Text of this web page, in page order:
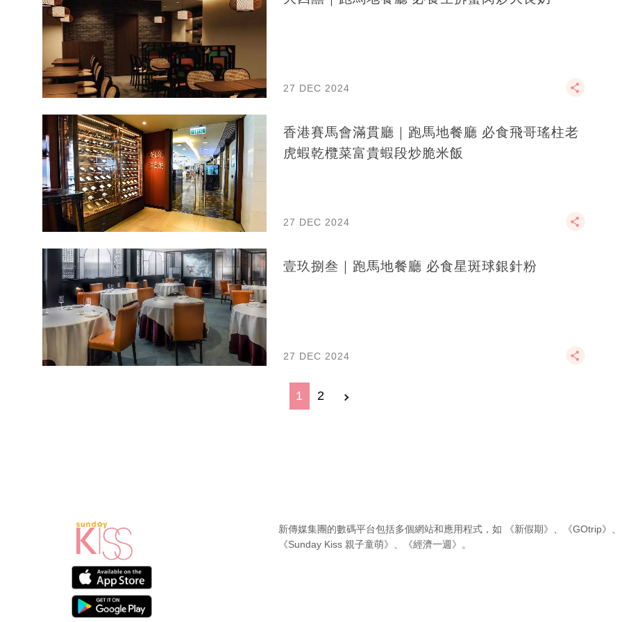
27 DEC 2024
香港賽馬會滿貫廳｜跑馬地餐廳 必食飛哥瑤柱老
虎蝦乾欖菜富貴蝦段炒脆米飯
27 DEC 2024
壹玖捌叁｜跑馬地餐廳 必食星斑球銀針粉
27 DEC 2024
1 2
新傳媒集團的數碼平台包括多個網站和應用程式，如 《新假期》 《GOtrip》
《Sunday Kiss 親子童萌》
《經濟一週》 。